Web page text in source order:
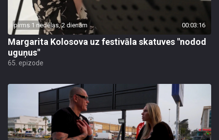
pirms 1 nedēļas, 2 dienām 00:03:16
Margarita Kolosova uz festivāla skatuves "nodod
uguņus"
65. epizode